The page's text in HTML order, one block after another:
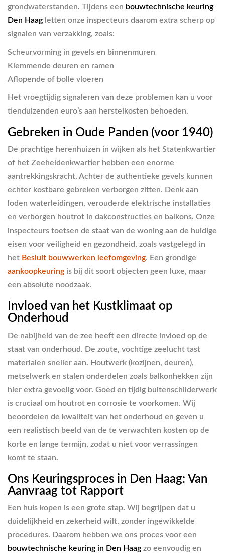
grondwaterstanden. Tijdens een bouwtechnische keuring
Den Haag letten onze inspecteurs daarom extra scherp op
signalen van verzakking, zoals:
Scheurvorming in gevels en binnenmuren
Klemmende deuren en ramen
Aflopende of bolle vloeren
Het vroegtijdig signaleren van deze problemen kan u voor
tienduizenden euro’s aan herstelkosten behoeden.
Gebreken in Oude Panden (voor 1940)
De prachtige herenhuizen in wijken als het Statenkwartier
of het Zeeheldenkwartier hebben een enorme
aantrekkingskracht. Achter de authentieke gevels kunnen
echter kostbare gebreken verborgen zitten. Denk aan
loden waterleidingen, verouderde elektrische installaties
en verborgen houtrot in dakconstructies en balkons. Onze
inspecteurs toetsen de staat van de woning aan de huidige
eisen voor veiligheid en gezondheid, zoals vastgelegd in
het Besluit bouwwerken leefomgeving. Een grondige
aankoopkeuring is bij dit soort objecten geen luxe, maar
een absolute noodzaak.
Invloed van het Kustklimaat op
Onderhoud
De nabijheid van de zee heeft een directe invloed op de
staat van onderhoud. De zoute, vochtige zeelucht tast
materialen sneller aan. Houtwerk (kozijnen, deuren),
metselwerk en stalen onderdelen zoals balkonhekken zijn
hier extra gevoelig voor. Goed en tijdig buitenschilderwerk
is cruciaal om houtrot en corrosie te voorkomen. Wij
beoordelen de kwaliteit van het onderhoud en geven u
een realistisch beeld van de te verwachten kosten op de
korte en lange termijn, zodat u niet voor verrassingen
komt te staan.
Ons Keuringsproces in Den Haag: Van
Aanvraag tot Rapport
Een huis kopen is een grote stap. Wij begrijpen dat u
duidelijkheid en zekerheid wilt, zonder ingewikkelde
procedures. Daarom hebben we ons proces voor een
bouwtechnische keuring in Den Haag zo eenvoudig en